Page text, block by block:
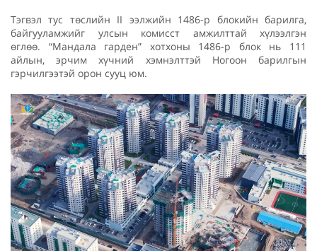
Тэгвэл тус төслийн II ээлжийн 1486-р блокийн барилга,
байгууламжийг улсын комисст амжилттай хүлээлгэн
өглөө. “Мандала гарден” хотхоны 1486-р блок нь 111
айлын, эрчим хүчний хэмнэлттэй Ногоон барилгын
гэрчилгээтэй орон сууц юм.